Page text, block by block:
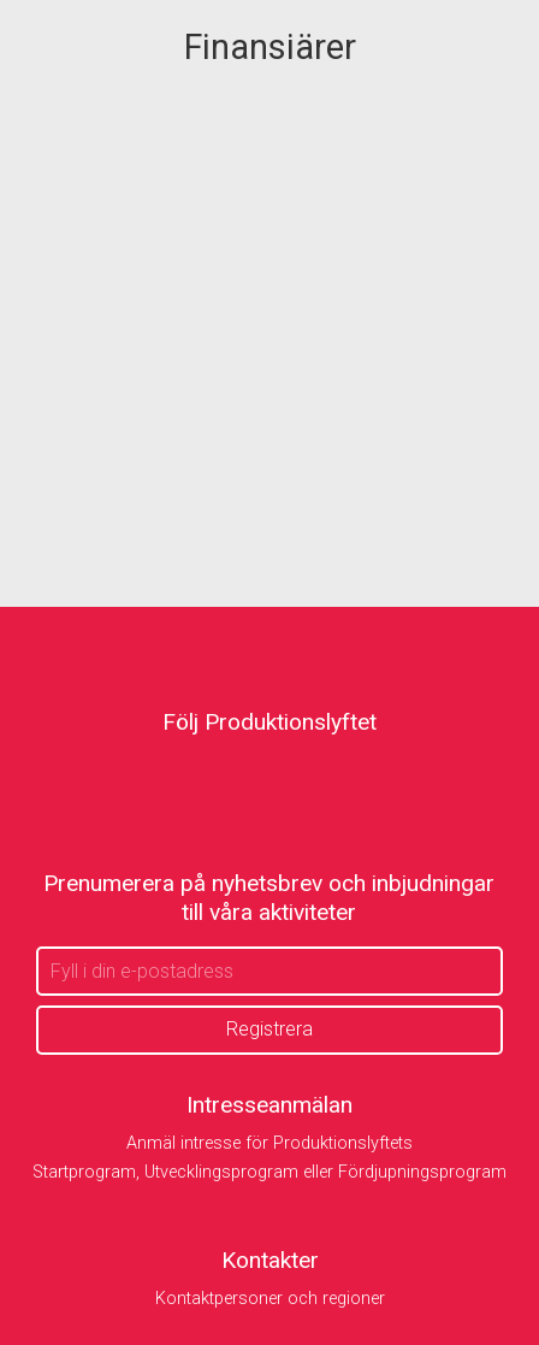
Finansiärer
Följ Produktionslyftet
Prenumerera på nyhetsbrev och inbjudningar
till våra aktiviteter
Intresseanmälan
Anmäl intresse för Produktionslyftets
Startprogram, Utvecklingsprogram eller Fördjupningsprogram
Kontakter
Kontaktpersoner och regioner